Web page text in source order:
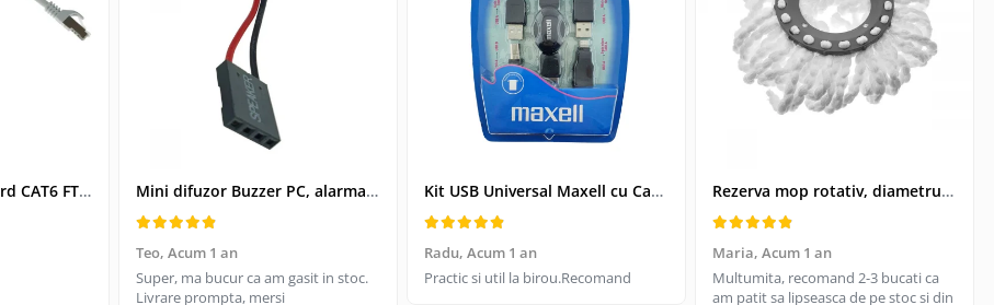
Cablu retea-patchcord CAT6 FTP, Lanberg 43612, 2 X RJ45, lungime 25cm, AWG26, 10Gb/s-250MHz, de legatura retea, ethernet, gri Mini difuzor Buzzer PC, alarma sonora pentru placa de baza PC
Teo, Acum 1 an
Super, ma bucur ca am gasit in stoc.
Livrare prompta, mersi
Kit USB Universal Maxell cu Cablu Retractabil si 4 Adaptoare, Husa Protectoare - Conectivitate pentru Dispozitive Vechi si Noi
Radu, Acum 1 an
Practic si util la birou.Recomand
Rezerva mop rotativ, diametrul parte prindere 16 cm, microfibre cu lungime de 15 cm, alba
Maria, Acum 1 an
Multumita, recomand 2-3 bucati ca
am patit sa lipseasca de pe stoc si din